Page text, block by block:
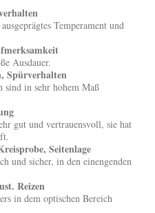
Temperament und
Ausdauer.
Spürverhalten
sind in sehr hohem Maß
gut und vertrauensvoll, sie hat
Seitenlage
und sicher, in den einengenden
Reizen
in dem optischen Bereich